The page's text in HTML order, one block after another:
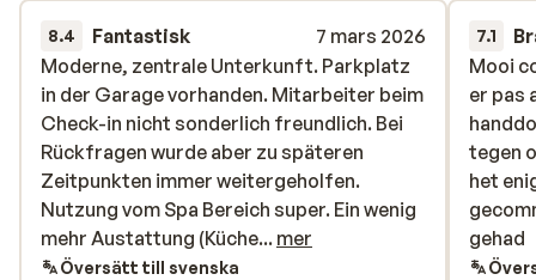
8.4 Fantastisk
7 mars 2026
Moderne, zentrale Unterkunft. Parkplatz
in der Garage vorhanden. Mitarbeiter beim
Check-in nicht sonderlich freundlich. Bei
Rückfragen wurde aber zu späteren
Zeitpunkten immer weitergeholfen.
Nutzung vom Spa Bereich super. Ein wenig
mehr Austattung (Küche) wäre nicht
schlecht im Endeffekt ist aber alles
Moderne, zentrale Unterkunft. Parkplatz
in der Garage vorhanden. Mitarbeiter beim
Check-in nicht sonderlich freundlich. Bei
Rückfragen wurde aber zu späteren
Zeitpunkten immer weitergeholfen.
Nutzung vom Spa Bereich super. Ein wenig
mehr Austattung (Küche... mer
Översätt till svenska
7.1
Mooi
er pas
tegen
het
gehad
Mooi
er pas
tegen
het
gehad